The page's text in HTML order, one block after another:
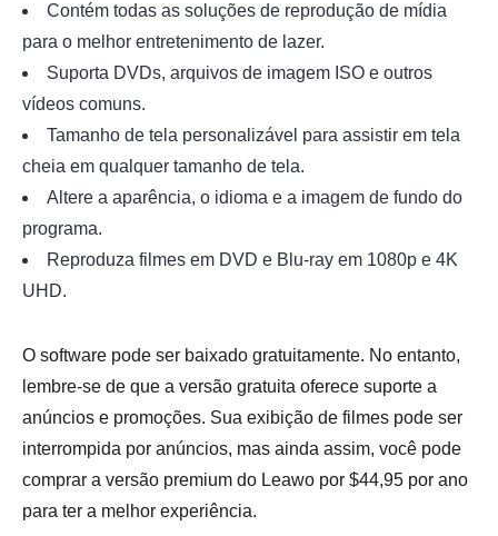
Contém todas as soluções de reprodução de mídia
para o melhor entretenimento de lazer.
Suporta DVDs, arquivos de imagem ISO e outros
vídeos comuns.
Tamanho de tela personalizável para assistir em tela
cheia em qualquer tamanho de tela.
Altere a aparência, o idioma e a imagem de fundo do
programa.
Reproduza filmes em DVD e Blu-ray em 1080p e 4K
UHD.
O software pode ser baixado gratuitamente. No entanto,
lembre-se de que a versão gratuita oferece suporte a
anúncios e promoções. Sua exibição de filmes pode ser
interrompida por anúncios, mas ainda assim, você pode
comprar a versão premium do Leawo por $44,95 por ano
para ter a melhor experiência.